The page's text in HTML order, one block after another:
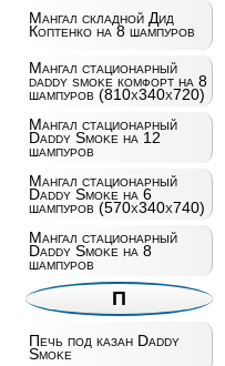
Мангал складной Дид
Коптенко на 8 шампуров
Мангал стационарный
daddy smoke комфорт на 8
шампуров (810х340х720)
Мангал стационарный
Daddy Smoke на 12
шампуров
Мангал стационарный
Daddy Smoke на 6
шампуров (570х340х740)
Мангал стационарный
Daddy Smoke на 8
шампуров
П
Печь под казан Daddy
Smoke